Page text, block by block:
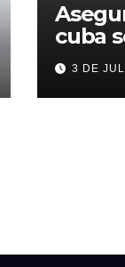
cuba
3 DE